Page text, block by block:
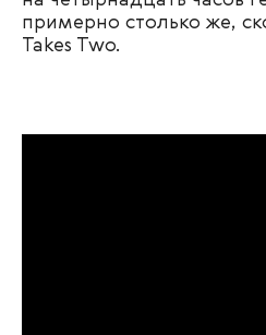
примерно столько же,
Takes Two.